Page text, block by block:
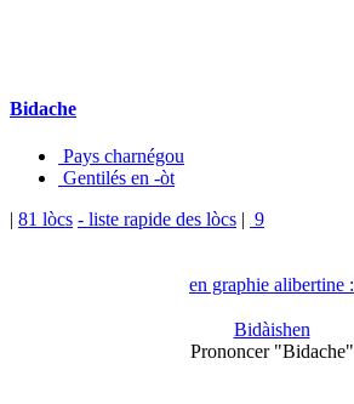
Bidache
Pays charnégou
Gentilés en -òt
| 81 lòcs - liste rapide des lòcs | 9
en graphie alibertine :
Bidàishen
Prononcer "Bidache"